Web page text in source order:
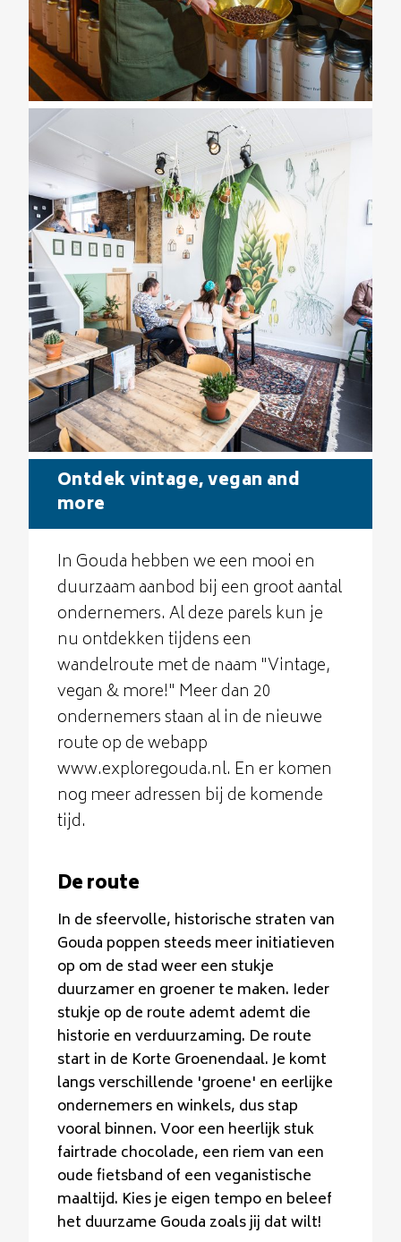
Ontdek vintage, vegan and
more
In Gouda hebben we een mooi en
duurzaam aanbod bij een groot aantal
ondernemers. Al deze parels kun je
nu ontdekken tijdens een
wandelroute met de naam "Vintage,
vegan & more!" Meer dan 20
ondernemers staan al in de nieuwe
route op de webapp
www.exploregouda.nl. En er komen
nog meer adressen bij de komende
tijd.
De route
In de sfeervolle, historische straten van
Gouda poppen steeds meer initiatieven
op om de stad weer een stukje
duurzamer en groener te maken. Ieder
stukje op de route ademt ademt die
historie en verduurzaming. De route
start in de Korte Groenendaal. Je komt
langs verschillende 'groene' en eerlijke
ondernemers en winkels, dus stap
vooral binnen. Voor een heerlijk stuk
fairtrade chocolade, een riem van een
oude fietsband of een veganistische
maaltijd. Kies je eigen tempo en beleef
het duurzame Gouda zoals jij dat wilt!